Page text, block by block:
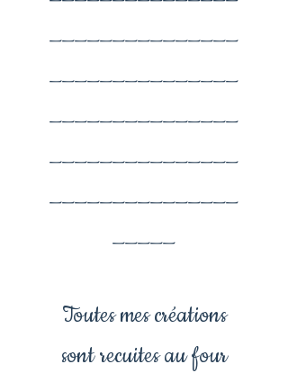
_______________
_______________
_______________
_______________
_______________
_____
Toutes mes créations
sont recuites au four